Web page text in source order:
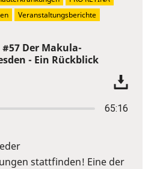
Der Makula-
- Ein Rückblick
65:16
stattfinden! Eine der
Veranstaltungsberichte